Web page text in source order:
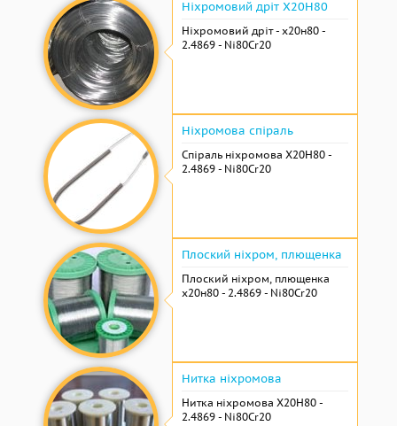
Ніхромовий дріт Х20Н80
Ніхромовий дріт - х20н80 -
2.4869 - Ni80Cr20
Ніхромова спіраль
Спіраль ніхромова Х20Н80 -
2.4869 - Ni80Cr20
Плоский ніхром, плющенка
Плоский ніхром, плющенка
х20н80 - 2.4869 - Ni80Cr20
Нитка ніхромова
Нитка ніхромова Х20Н80 -
2.4869 - Ni80Cr20